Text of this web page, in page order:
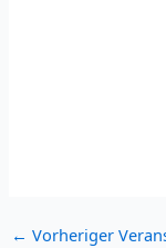
← Vorheriger